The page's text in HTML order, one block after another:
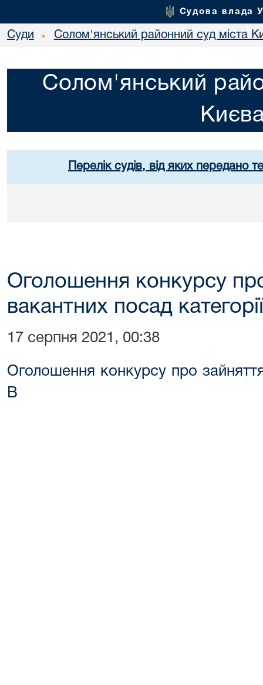
Судова влада
Суди • Солом'янський районний суд міста
Солом'янський
Перелік судів, від яких передано
Оголошення конкурсу
вакантних посад
17 серпня 2021, 00:38
Оголошення конкурсу про
В